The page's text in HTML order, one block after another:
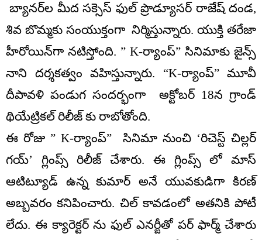
బ్యానర్‌ల మీద సక్సెస్ ఫుల్ ప్రొడ్యూసర్ రాజేష్ దండ,
శివ బొమ్మకు సంయుక్తంగా నిర్మిస్తున్నారు. యుక్తి తరేజా
హీరోయిన్‌గా నటిస్తోంది. ” K-ర్యాంప్” సినిమాకు జైన్స్
నాని దర్శకత్వం వహిస్తున్నారు. “K-ర్యాంప్” మూవీ
దీపావళి పండుగ సందర్భంగా అక్టోబర్ 18న గ్రాండ్
థియేట్రికల్ రిలీజ్ కు రాబోతోంది.
ఈ రోజు ” K-ర్యాంప్” సినిమా నుంచి ‘రిచెస్ట్ చిల్లర్
గయ్’ గ్లింప్స్ రిలీజ్ చేశారు. ఈ గ్లింప్స్ లో మాస్
ఆటిట్యూడ్ ఉన్న కుమార్ అనే యువకుడిగా కిరణ్
అబ్బవరం కనిపించారు. చిల్ కావడంలో అతనికి పోటీ
లేదు. ఈ క్యారెక్టర్ ను ఫుల్ ఎనర్జీతో పర్ ఫార్మ్ చేశారు